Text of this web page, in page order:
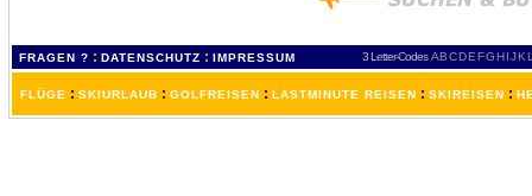
FRAGEN ? : DATENSCHUTZ : IMPRESSUM 3 Letter-Codes ABCDEFGH IJKL
FLÜGE : SKIURLAUB : GOLFREISEN : LASTMINUTE REISEN : SKIREISEN :